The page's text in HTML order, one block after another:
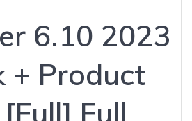
6.10 2023
+ Product
Full